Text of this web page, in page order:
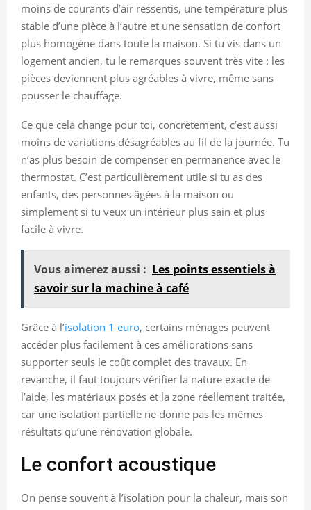
moins de courants d’air ressentis, une température plus
stable d’une pièce à l’autre et une sensation de confort
plus homogène dans toute la maison. Si tu vis dans un
logement ancien, tu le remarques souvent très vite : les
pièces deviennent plus agréables à vivre, même sans
pousser le chauffage.
Ce que cela change pour toi, concrètement, c’est aussi
moins de variations désagréables au fil de la journée. Tu
n’as plus besoin de compenser en permanence avec le
thermostat. C’est particulièrement utile si tu as des
enfants, des personnes âgées à la maison ou
simplement si tu veux un intérieur plus sain et plus
facile à vivre.
Vous aimerez aussi : Les points essentiels à
savoir sur la machine à café
Grâce à l’isolation 1 euro, certains ménages peuvent
accéder plus facilement à ces améliorations sans
supporter seuls le coût complet des travaux. En
revanche, il faut toujours vérifier la nature exacte de
l’aide, les matériaux posés et la zone réellement traitée,
car une isolation partielle ne donne pas les mêmes
résultats qu’une rénovation globale.
Le confort acoustique
On pense souvent à l’isolation pour la chaleur, mais son